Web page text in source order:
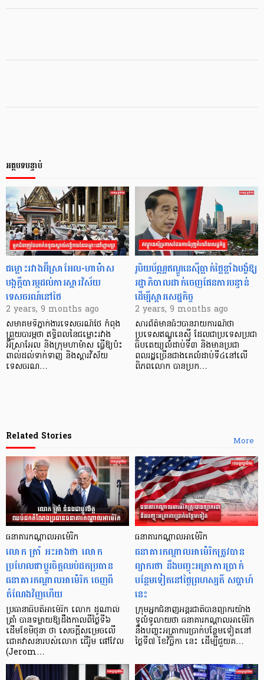
អត្ថបទបន្ទាប់
ជម្លោះរវាងអ៊ីស្រាអែល-ហាម៉ាស
បង្កក្ដីបារម្ភដល់ការស្តារវិស័យ
ទេសចរណ៍នៅថៃ
2 years, 9 months ago
សមាគមទីភ្នាក់ងារទេសចរណ៍ថៃ កំពុង
ព្រួយបារម្ភថា ឥទ្ធិពលនៃជម្លោះរវាង
អ៊ីស្រាអែល និងក្រុមហាម៉ាស ធ្វើឱ្យប៉ះ
ពាល់ដល់ទាក់ទាញ និងស្តារវិស័យ
ទេសចរណ…
រូបិយប័ណ្ណឥណ្ឌូនេស៊ីធ្លាក់ថ្លៃខ្លាំងបង្ខំឱ្យ
រដ្ឋាភិបាលដាក់ចេញផែនការបន្ទាន់
ដើម្បីស្ដារសេដ្ឋកិច្ច
2 years, 9 months ago
សារព័ត៌មានធំៗបានរាយការណ៍ថា
ប្រទេសឥណ្ឌូនេស៊ី ដែលជាប្រទេសប្រជា
ធិបតេយ្យលំដាប់ទី៣ និងមានប្រជា
ពលរដ្ឋច្រើនជាងគេលំដាប់ទី៤នៅលើ
ពិភពលោក បានប្រក…
More
Related Stories
ធនាគារកណ្ដាលអាម៉េរិក
លោក ត្រាំ អះអាងថា លោក
ប្រហែលជាប្ដូរចិត្តឈប់ដកប្រធាន
ធនាគារកណ្ដាលអាម៉េរិក ចេញពី
តំណែងវិញហើយ
ប្រធានាធិបតីអាម៉េរិក លោក ដូណាល់
ត្រាំ បានទម្លាយឱ្យដឹងកាលពីថ្ងៃទី៦
ដើមខែមិថុនា ថា សេចក្ដីសម្រេចលើ
ជោគវាសនារបស់លោក ជើរ៉ូម ផៅវែល
(Jerom…
ធនាគារកណ្ដាលអាម៉េរិក
ធនាគារកណ្ដាលអាម៉េរិកត្រូវបាន
ព្យាករថា នឹងបញ្ចុះអត្រាការប្រាក់
បន្ថែមទៀតនៅថ្ងៃព្រហស្បតិ៍ សប្តាហ៍
នេះ
ក្រុមអ្នកជំនាញអន្តរជាតិបានព្យាករយ៉ាង
ទូលំទូលាយថា ធនាគារកណ្តាលអាម៉េរិក
នឹងបញ្ចុះអត្រាការប្រាក់បន្ថែមទៀតនៅ
ថ្ងៃទី៧ ខែវិច្ឆិកា នេះ ដើម្បីជួយគ…